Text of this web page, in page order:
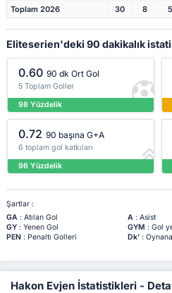
Toplam 2026 30 8 5
Eliteserien'deki 90 dakikalık
0.60 90 dk Ort Gol
5 Toplam Goller
98 Yüzdelik
0.72 90 başına G+A
6 toplam gol katkıları
96 Yüzdelik
Şartlar :
GA: Atılan Gol A: Asist
GY: Yenen Gol GYM : Gol
PEN: Penaltı Golleri Dk':
Hakon Evjen İstatistikleri -